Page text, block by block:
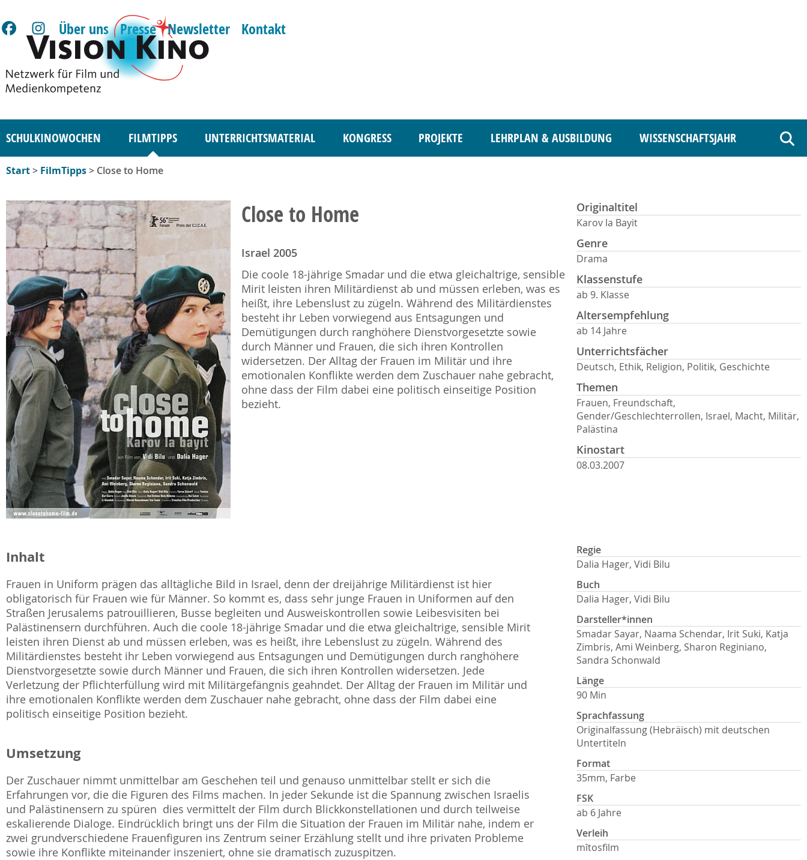
Über uns Presse Newsletter Kontakt
SCHULKINOWOCHEN FILMTIPPS UNTERRICHTSMATERIAL KONGRESS PROJEKTE LEHRPLAN & AUSBILDUNG WISSENSCHAFTSJAHR
Start> FilmTipps> Close to Home
Close to Home
Israel 2005
Die coole 18-jährige Smadar und die etwa gleichaltrige, sensible
Mirit leisten ihren Militärdienst ab und müssen erleben, was es
heißt, ihre Lebenslust zu zügeln. Während des Militärdienstes
besteht ihr Leben vorwiegend aus Entsagungen und
Demütigungen durch ranghöhere Dienstvorgesetzte sowie
durch Männer und Frauen, die sich ihren Kontrollen
widersetzen. Der Alltag der Frauen im Militär und ihre
emotionalen Konflikte werden dem Zuschauer nahe gebracht,
ohne dass der Film dabei eine politisch einseitige Position
bezieht.
Originaltitel
Karov la Bayit
Genre
Drama
Klassenstufe
ab 9. Klasse
Altersempfehlung
ab 14 Jahre
Unterrichtsfächer
Deutsch, Ethik, Religion, Politik, Geschichte
Themen
Frauen, Freundschaft,
Gender/Geschlechterrollen, Israel, Macht, Militär,
Palästina
Kinostart
08.03.2007
Inhalt
Frauen in Uniform prägen das alltägliche Bild in Israel, denn der dreijährige Militärdienst ist hier
obligatorisch für Frauen wie für Männer. So kommt es, dass sehr junge Frauen in Uniformen auf den
Straßen Jerusalems patrouillieren, Busse begleiten und Ausweiskontrollen sowie Leibesvisiten bei
Palästinensern durchführen. Auch die coole 18-jährige Smadar und die etwa gleichaltrige, sensible Mirit
leisten ihren Dienst ab und müssen erleben, was es heißt, ihre Lebenslust zu zügeln. Während des
Militärdienstes besteht ihr Leben vorwiegend aus Entsagungen und Demütigungen durch ranghöhere
Dienstvorgesetzte sowie durch Männer und Frauen, die sich ihren Kontrollen widersetzen. Jede
Verletzung der Pflichterfüllung wird mit Militärgefängnis geahndet. Der Alltag der Frauen im Militär und
ihre emotionalen Konflikte werden dem Zuschauer nahe gebracht, ohne dass der Film dabei eine
politisch einseitige Position bezieht.
Umsetzung
Der Zuschauer nimmt unmittelbar am Geschehen teil und genauso unmittelbar stellt er sich die
Erfahrungen vor, die die Figuren des Films machen. In jeder Sekunde ist die Spannung zwischen Israelis
und Palästinensern zu spüren  dies vermittelt der Film durch Blickkonstellationen und durch teilweise
eskalierende Dialoge. Eindrücklich bringt uns der Film die Situation der Frauen im Militär nahe, indem er
zwei grundverschiedene Frauenfiguren ins Zentrum seiner Erzählung stellt und ihre privaten Probleme
sowie ihre Konflikte miteinander inszeniert, ohne sie dramatisch zuzuspitzen.
Regie
Dalia Hager, Vidi Bilu
Buch
Dalia Hager, Vidi Bilu
Darsteller*innen
Smadar Sayar, Naama Schendar, Irit Suki, Katja
Zimbris, Ami Weinberg, Sharon Reginiano,
Sandra Schonwald
Länge
90 Min
Sprachfassung
Originalfassung (Hebräisch) mit deutschen
Untertiteln
Format
35mm, Farbe
FSK
ab 6 Jahre
Verleih
mîtosfilm